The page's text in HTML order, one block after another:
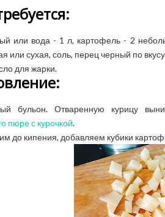
или вода - 1 л, картофель - 2
или сухая, соль, перец черный по
для жарки.
бульон. Отваренную курицу
пюре с курочкой.
до кипения, добавляем кубики